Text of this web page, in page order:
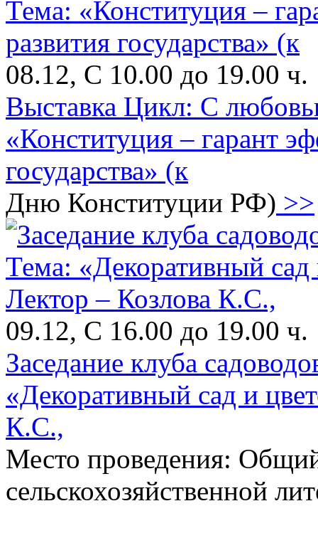
08.12, С 10.00 до 19.00 ч.
Выставка Цикл: С
«Конституция – гарант
государства» (к
Дню Конституции РФ) >>
09.12, С 16.00 до 19.00 ч.
Заседание клуба
«Декоративный сад и
К.С.,
Место проведения:
сельскохозяйственной